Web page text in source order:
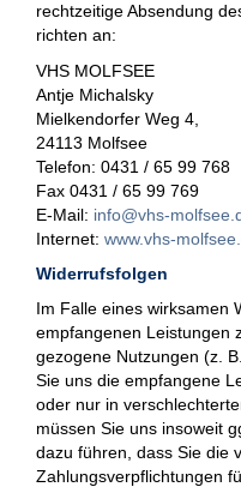
rechtzeitige Absendung
richten an:
VHS MOLFSEE
Antje Michalsky
Mielkendorfer Weg 4,
24113 Molfsee
Telefon: 0431 / 65 99 768
Fax 0431 / 65 99 769
E-Mail: info@vhs-
Internet: www.vhs-
Widerrufsfolgen
Im Falle eines wirksamen
empfangenen Leistungen
gezogene Nutzungen (z.
Sie uns die empfangene
oder nur in
müssen Sie uns insoweit
dazu führen, dass Sie die
Zahlungsverpflichtungen